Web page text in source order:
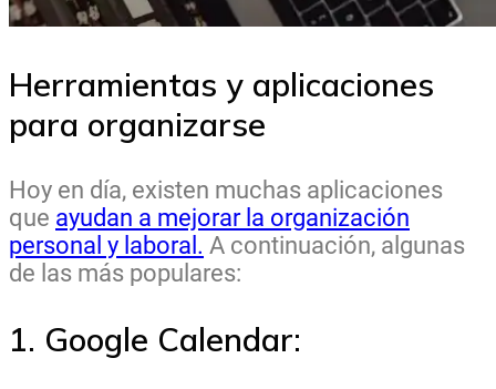
Herramientas y aplicaciones
para organizarse
Hoy en día, existen muchas aplicaciones
que ayudan a mejorar la organización
personal y laboral. A continuación, algunas
de las más populares:
1. Google Calendar: